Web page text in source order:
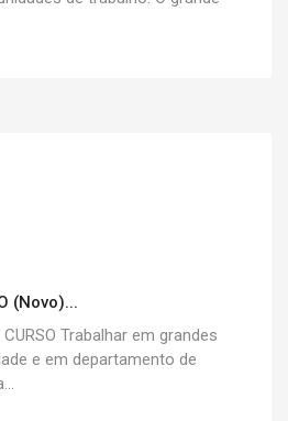
(Novo)...
CURSO Trabalhar em grandes
e em departamento de